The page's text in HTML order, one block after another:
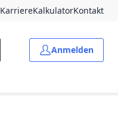
KarriereKalkulatorKontakt
Anmelden